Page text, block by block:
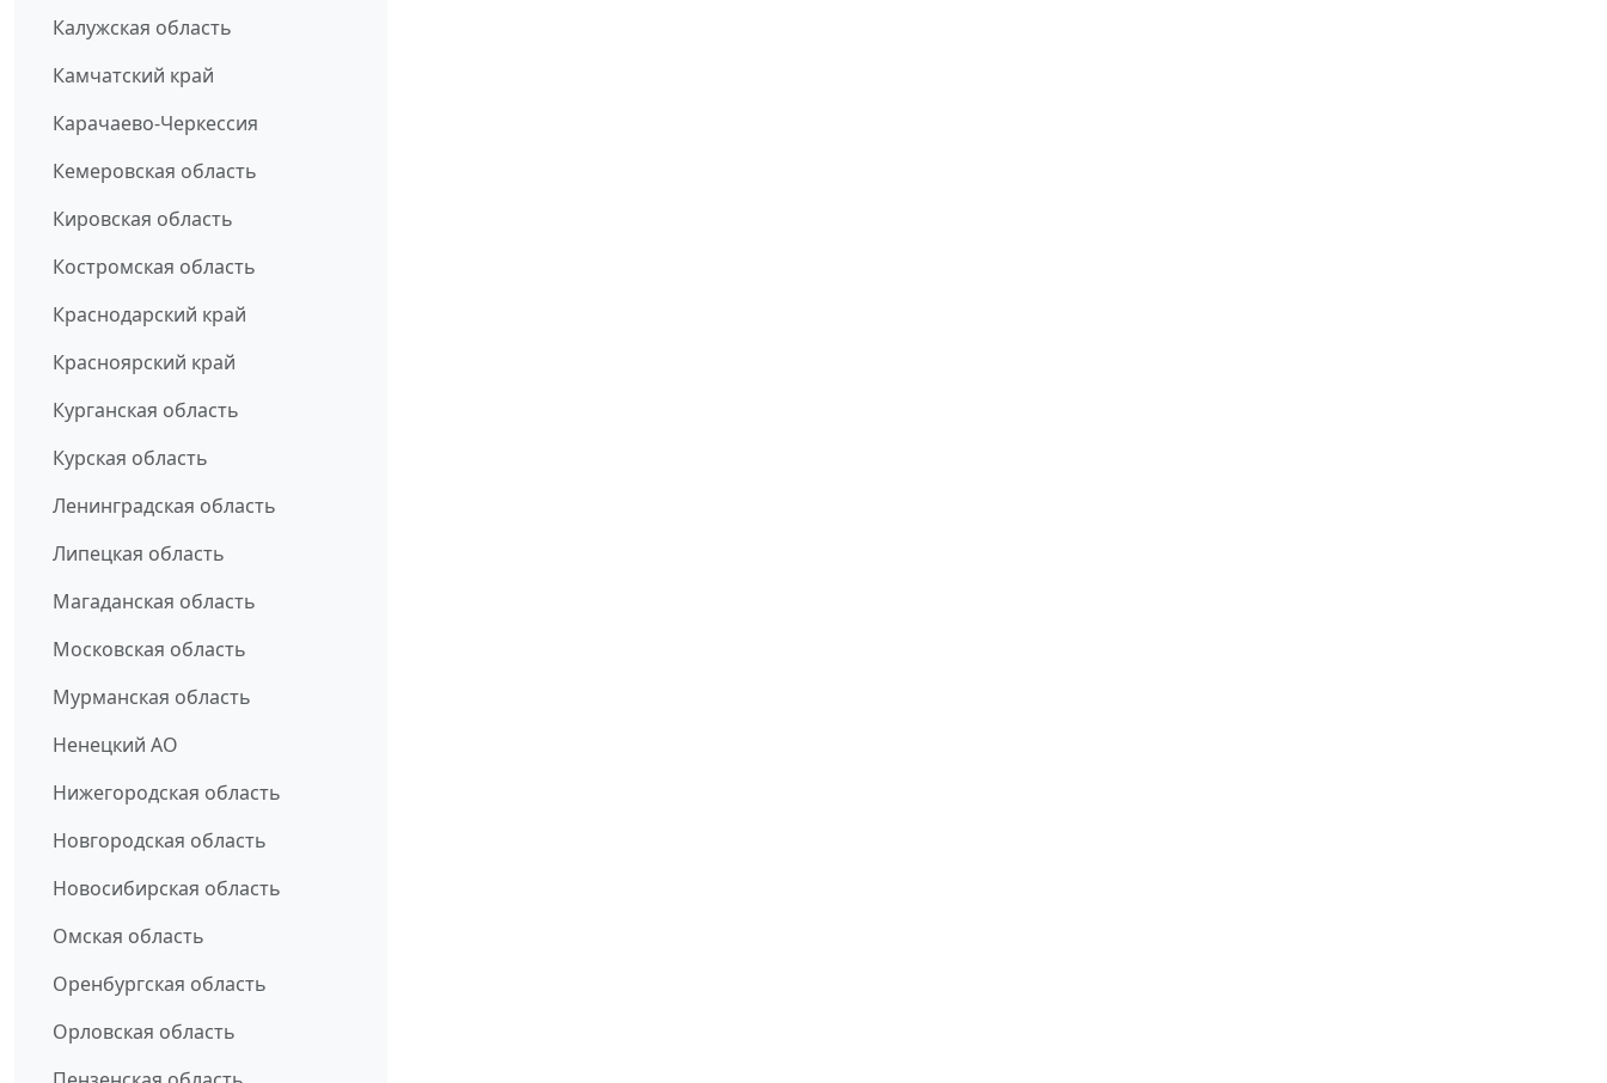
Калужская область
Камчатский край
Карачаево-Черкессия
Кемеровская область
Кировская область
Костромская область
Краснодарский край
Красноярский край
Курганская область
Курская область
Ленинградская область
Липецкая область
Магаданская область
Московская область
Мурманская область
Ненецкий АО
Нижегородская область
Новгородская область
Новосибирская область
Омская область
Оренбургская область
Орловская область